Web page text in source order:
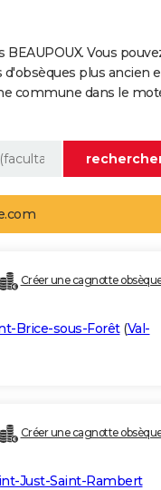
Vous
plus ancien
commune dans le
Créer une cagnotte
Brice-sous-Forêt(Val-
Créer une cagnotte
Just-Saint-Rambert